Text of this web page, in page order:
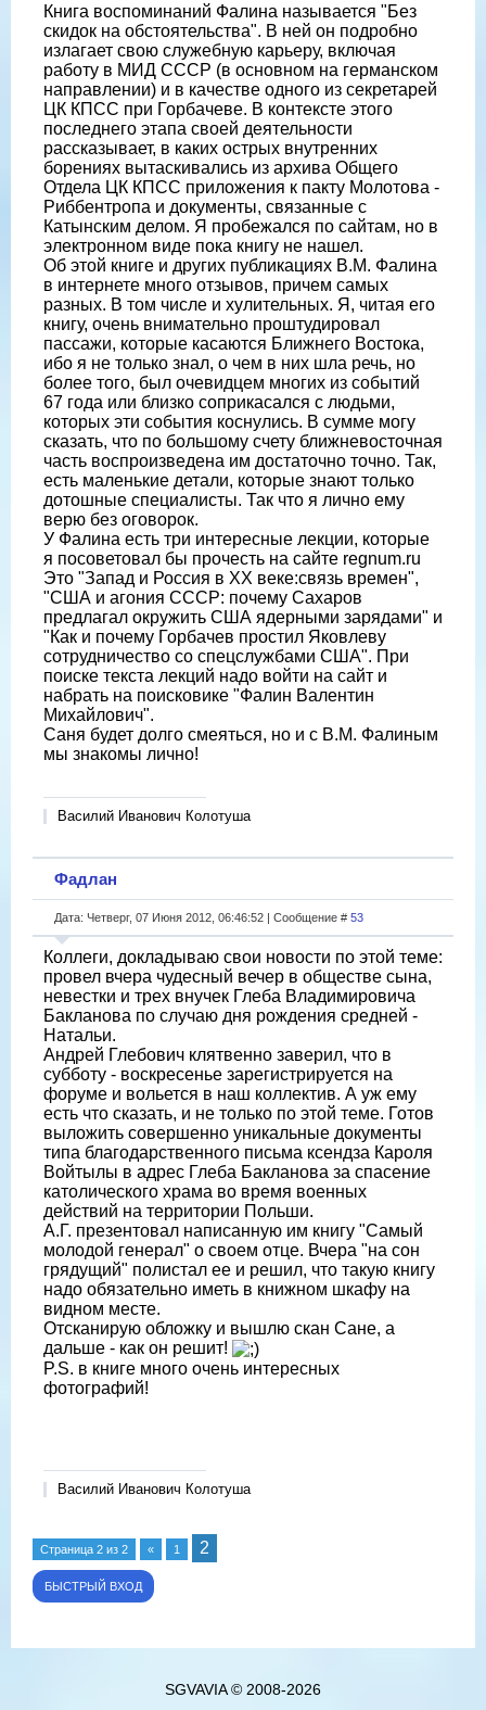
Книга воспоминаний Фалина называется "Без
скидок на обстоятельства". В ней он подробно
излагает свою служебную карьеру, включая
работу в МИД СССР (в основном на германском
направлении) и в качестве одного из секретарей
ЦК КПСС при Горбачеве. В контексте этого
последнего этапа своей деятельности
рассказывает, в каких острых внутренних
борениях вытаскивались из архива Общего
Отдела ЦК КПСС приложения к пакту Молотова -
Риббентропа и документы, связанные с
Катынским делом. Я пробежался по сайтам, но в
электронном виде пока книгу не нашел.
Об этой книге и других публикациях В.М. Фалина
в интернете много отзывов, причем самых
разных. В том числе и хулительных. Я, читая его
книгу, очень внимательно проштудировал
пассажи, которые касаются Ближнего Востока,
ибо я не только знал, о чем в них шла речь, но
более того, был очевидцем многих из событий
67 года или близко соприкасался с людьми,
которых эти события коснулись. В сумме могу
сказать, что по большому счету ближневосточная
часть воспроизведена им достаточно точно. Так,
есть маленькие детали, которые знают только
дотошные специалисты. Так что я лично ему
верю без оговорок.
У Фалина есть три интересные лекции, которые
я посоветовал бы прочесть на сайте regnum.ru
Это "Запад и Россия в ХХ веке:связь времен",
"США и агония СССР: почему Сахаров
предлагал окружить США ядерными зарядами" и
"Как и почему Горбачев простил Яковлеву
сотрудничество со спецслужбами США". При
поиске текста лекций надо войти на сайт и
набрать на поисковике "Фалин Валентин
Михайлович".
Саня будет долго смеяться, но и с В.М. Фалиным
мы знакомы лично!
Василий Иванович Колотуша
Фадлан
Дата: Четверг, 07 Июня 2012, 06:46:52 | Сообщение # 53
Коллеги, докладываю свои новости по этой теме:
провел вчера чудесный вечер в обществе сына,
невестки и трех внучек Глеба Владимировича
Бакланова по случаю дня рождения средней -
Натальи.
Андрей Глебович клятвенно заверил, что в
субботу - воскресенье зарегистрируется на
форуме и вольется в наш коллектив. А уж ему
есть что сказать, и не только по этой теме. Готов
выложить совершенно уникальные документы
типа благодарственного письма ксендза Кароля
Войтылы в адрес Глеба Бакланова за спасение
католического храма во время военных
действий на территории Польши.
А.Г. презентовал написанную им книгу "Самый
молодой генерал" о своем отце. Вчера "на сон
грядущий" полистал ее и решил, что такую книгу
надо обязательно иметь в книжном шкафу на
видном месте.
Отсканирую обложку и вышлю скан Сане, а
дальше - как он решит!
P.S. в книге много очень интересных
фотографий!
Василий Иванович Колотуша
Страница 2 из 2 « 1 2
SGVAVIA © 2008-2026